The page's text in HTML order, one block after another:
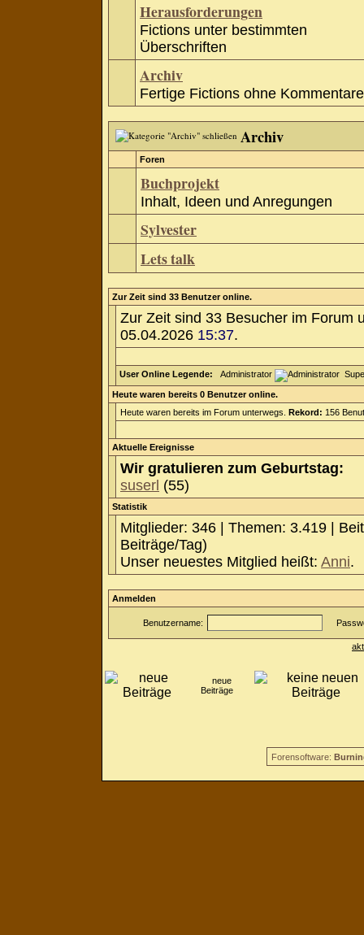
Herausforderungen
Fictions unter bestimmten
Überschriften
Archiv
Fertige Fictions ohne Kommentare
Archiv
Foren
Buchprojekt
Inhalt, Ideen und Anregungen
Sylvester
Lets talk
Zur Zeit sind 33 Benutzer online.
Zur Zeit sind 33 Besucher im Forum
05.04.2026 15:37.
User Online Legende: Administrator
Heute waren bereits 0 Benutzer online.
Heute waren bereits im Forum unterwegs. Rekord: 156
Aktuelle Ereignisse
Wir gratulieren zum Geburtstag:
suserl (55)
Statistik
Mitglieder: 346 | Themen: 3.419 |
Beiträge/Tag)
Unser neuestes Mitglied heißt: Anni.
Anmelden
Benutzername:
neue
Beiträge
Forensoftware: